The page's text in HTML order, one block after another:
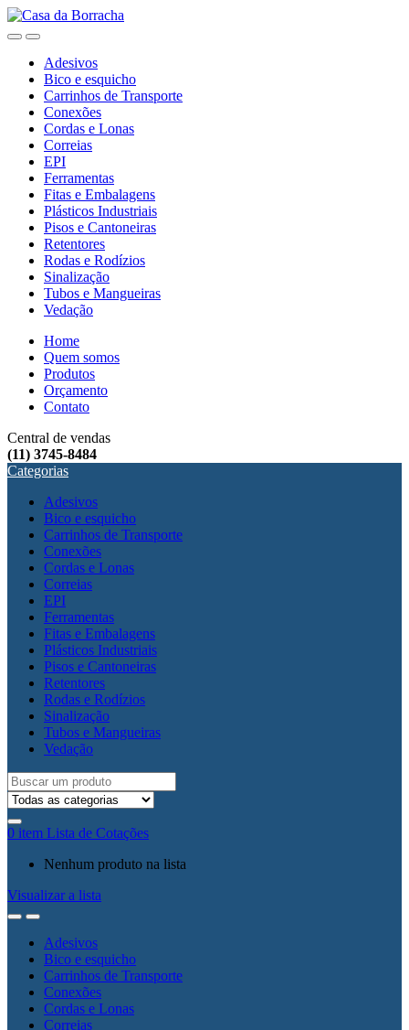
Skip
to
Skip
to
Adesivos
Bico e esquicho
Carrinhos de Transporte
Conexões
Cordas e Lonas
Correias
EPI
Ferramentas
Fitas e Embalagens
Plásticos Industriais
Pisos e Cantoneiras
Retentores
Rodas e Rodízios
Sinalização
Tubos e Mangueiras
Vedação
Home
Quem somos
Produtos
Orçamento
Contato
Central de vendas
(11) 3745-8484
Categorias
Adesivos
Bico e esquicho
Carrinhos de Transporte
Conexões
Cordas e Lonas
Correias
EPI
Ferramentas
Fitas e Embalagens
Plásticos Industriais
Pisos e Cantoneiras
Retentores
Rodas e Rodízios
Sinalização
Tubos e Mangueiras
Vedação
Search
for:
0 item Lista de Cotações
Nenhum produto na lista
Visualizar a lista
Adesivos
Bico e esquicho
Carrinhos de Transporte
Conexões
Cordas e Lonas
Correias